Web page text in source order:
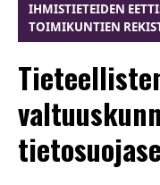
IHMISTIETEIDEN
TOIMIKUNTIEN